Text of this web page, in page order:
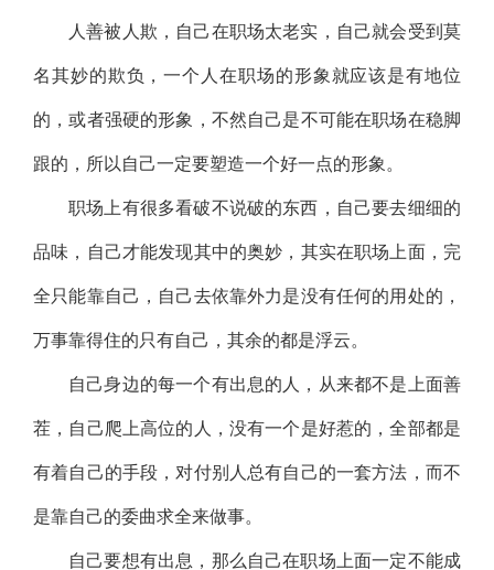
人善被人欺，自己在职场太老实，自己就会受到莫
名其妙的欺负，一个人在职场的形象就应该是有地位
的，或者强硬的形象，不然自己是不可能在职场在稳脚
跟的，所以自己一定要塑造一个好一点的形象。
职场上有很多看破不说破的东西，自己要去细细的
品味，自己才能发现其中的奥妙，其实在职场上面，完
全只能靠自己，自己去依靠外力是没有任何的用处的，
万事靠得住的只有自己，其余的都是浮云。
自己身边的每一个有出息的人，从来都不是上面善
茬，自己爬上高位的人，没有一个是好惹的，全部都是
有着自己的手段，对付别人总有自己的一套方法，而不
是靠自己的委曲求全来做事。
自己要想有出息，那么自己在职场上面一定不能成